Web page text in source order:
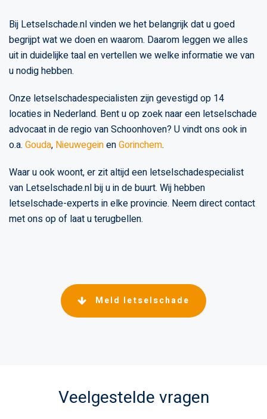
Bij Letselschade.nl vinden we het belangrijk dat u goed
begrijpt wat we doen en waarom. Daarom leggen we alles
uit in duidelijke taal en vertellen we welke informatie we van
u nodig hebben.
Onze letselschadespecialisten zijn gevestigd op 14
locaties in Nederland. Bent u op zoek naar een letselschade
advocaat in de regio van Schoonhoven? U vindt ons ook in
o.a. Gouda, NieuwegeinenGorinchem.
Waar u ook woont, er zit altijd een letselschadespecialist
van Letselschade.nl bij u in de buurt. Wij hebben
letselschade-experts in elke provincie. Neem direct contact
met ons op of laat u terugbellen.
Meld letselschade
Veelgestelde vragen